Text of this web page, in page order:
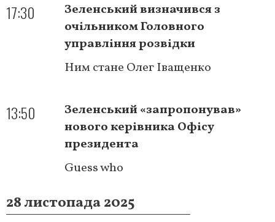
17:30
Зеленський визначився з
очільником Головного
управління розвідки
Ним стане Олег Іващенко
13:50
Зеленський «запропонував»
нового керівника Офісу
президента
Guess who
28 листопада 2025